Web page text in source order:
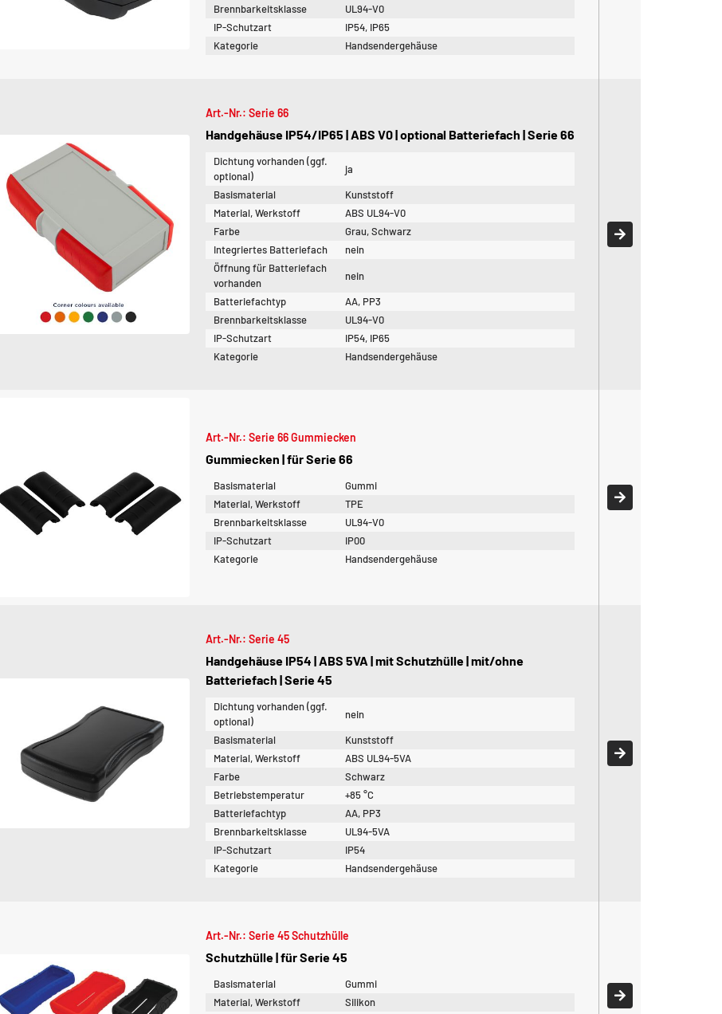
Brennbarkeitsklasse
UL94-V0
IP-Schutzart
IP54, IP65
Kategorie
Handsendergehäuse
Art.-Nr.: Serie 66
Handgehäuse IP54/IP65 | ABS V0 | optional Batteriefach | Serie 66
Dichtung vorhanden (ggf.
optional)
ja
Basismaterial
Kunststoff
Material, Werkstoff
ABS UL94-V0
Farbe
Grau, Schwarz
Integriertes Batteriefach
nein
Öffnung für Batteriefach
vorhanden
nein
Batteriefachtyp
AA, PP3
Brennbarkeitsklasse
UL94-V0
IP-Schutzart
IP54, IP65
Kategorie
Handsendergehäuse
Art.-Nr.: Serie 66 Gummiecken
Gummiecken | für Serie 66
Basismaterial
Gummi
Material, Werkstoff
TPE
Brennbarkeitsklasse
UL94-V0
IP-Schutzart
IP00
Kategorie
Handsendergehäuse
Art.-Nr.: Serie 45
Handgehäuse IP54 | ABS 5VA | mit Schutzhülle | mit/ohne
Batteriefach | Serie 45
Dichtung vorhanden (ggf.
optional)
nein
Basismaterial
Kunststoff
Material, Werkstoff
ABS UL94-5VA
Farbe
Schwarz
Betriebstemperatur
+85 °C
Batteriefachtyp
AA, PP3
Brennbarkeitsklasse
UL94-5VA
IP-Schutzart
IP54
Kategorie
Handsendergehäuse
Art.-Nr.: Serie 45 Schutzhülle
Schutzhülle | für Serie 45
Basismaterial
Gummi
Material, Werkstoff
Silikon